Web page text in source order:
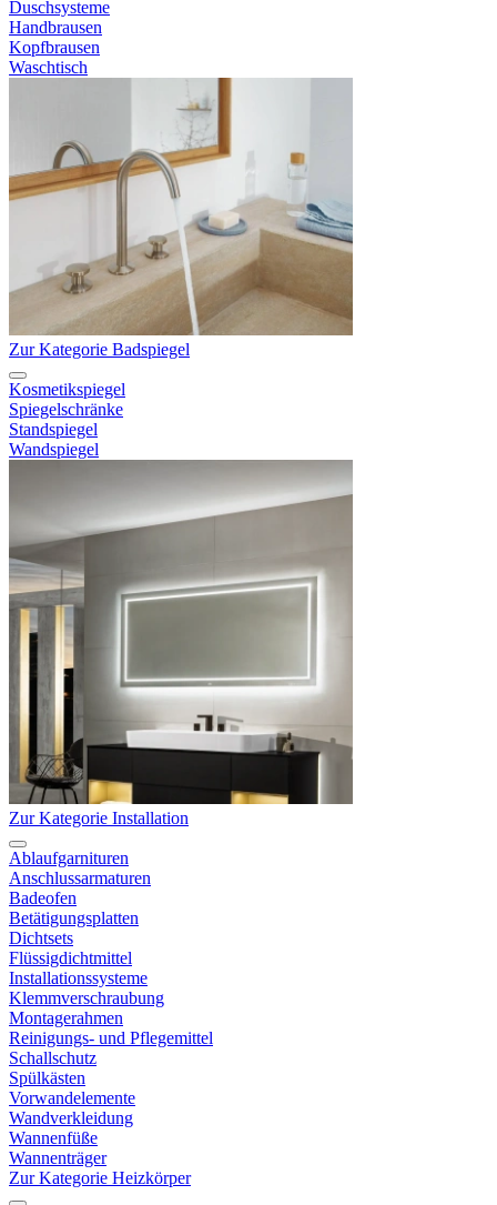
Duschsysteme
Handbrausen
Kopfbrausen
Waschtisch
Zur Kategorie Badspiegel
Kosmetikspiegel
Spiegelschränke
Standspiegel
Wandspiegel
Zur Kategorie Installation
Ablaufgarnituren
Anschlussarmaturen
Badeofen
Betätigungsplatten
Dichtsets
Flüssigdichtmittel
Installationssysteme
Klemmverschraubung
Montagerahmen
Reinigungs- und Pflegemittel
Schallschutz
Spülkästen
Vorwandelemente
Wandverkleidung
Wannenfüße
Wannenträger
Zur Kategorie Heizkörper